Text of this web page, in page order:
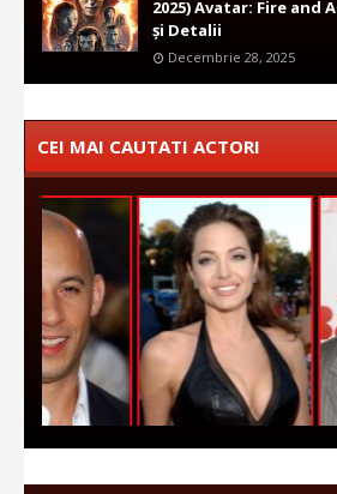
2025) Avatar: Fire
și Detalii
Decembrie 28, 2025
CEI MAI CAUTATI ACTORI